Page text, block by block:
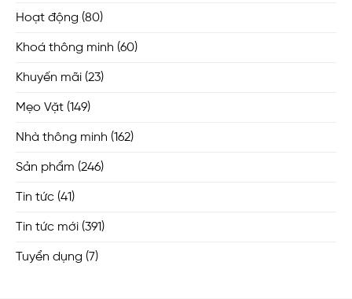
Hoạt động (80)
Khoá thông minh (60)
Khuyến mãi (23)
Mẹo Vặt (149)
Nhà thông minh (162)
Sản phẩm (246)
Tin tức (41)
Tin tức mới (391)
Tuyển dụng (7)